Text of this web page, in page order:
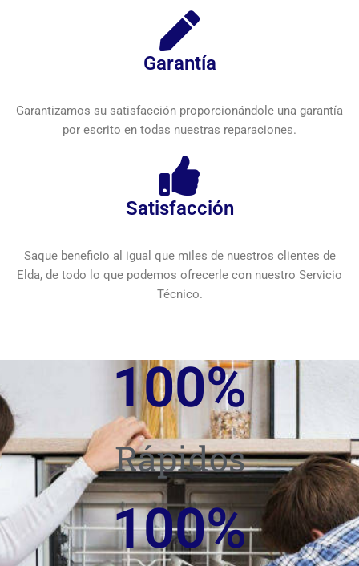
Garantía
Garantizamos su satisfacción proporcionándole una garantía
por escrito en todas nuestras reparaciones.
Satisfacción
Saque beneficio al igual que miles de nuestros clientes de
Elda, de todo lo que podemos ofrecerle con nuestro Servicio
Técnico.
Rápidos
100%
100%